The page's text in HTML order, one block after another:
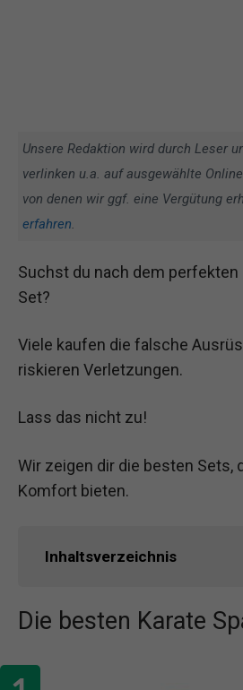
Unsere Redaktion wird durch Leser
verlinken u.a. auf ausgewählte
von denen wir ggf. eine Vergütung
erfahren.
Suchst du nach dem perfekten
Set?
Viele kaufen die falsche
riskieren Verletzungen.
Lass das nicht zu!
Wir zeigen dir die besten Sets,
Komfort bieten.
Inhaltsverzeichnis
Die besten Karate